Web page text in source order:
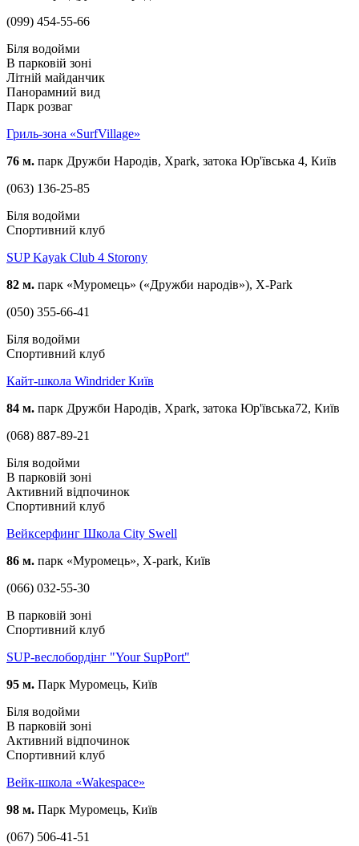
(099) 454-55-66
Біля водойми
В парковій зоні
Літній майданчик
Панорамний вид
Парк розваг
Гриль-зона «SurfVillage»
76 м. парк Дружби Народів, Xpark, затока Юр'ївська 4, Київ
(063) 136-25-85
Біля водойми
Спортивний клуб
SUP Kayak Club 4 Storony
82 м. парк «Муромець» («Дружби народів»), X-Park
(050) 355-66-41
Біля водойми
Спортивний клуб
Кайт-школа Windrider Київ
84 м. парк Дружби Народів, Xpark, затока Юр'ївська72, Київ
(068) 887-89-21
Біля водойми
В парковій зоні
Активний відпочинок
Спортивний клуб
Вейксерфинг Школа City Swell
86 м. парк «Муромець», X-park, Київ
(066) 032-55-30
В парковій зоні
Спортивний клуб
SUP-веслобордінг "Your SupPort"
95 м. Парк Муромець, Київ
Біля водойми
В парковій зоні
Активний відпочинок
Спортивний клуб
Вейк-школа «Wakespace»
98 м. Парк Муромець, Київ
(067) 506-41-51